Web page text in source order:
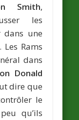
Smith,
les
dans une
Rams
dans
Donald
dire que
le
qu’ils